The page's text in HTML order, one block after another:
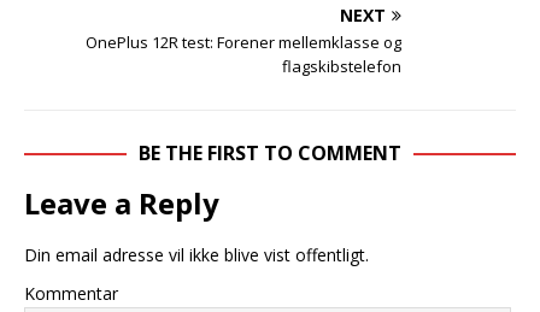
NEXT
OnePlus 12R test: Forener mellemklasse og
flagskibstelefon
BE THE FIRST TO COMMENT
Leave a Reply
Din email adresse vil ikke blive vist offentligt.
Kommentar